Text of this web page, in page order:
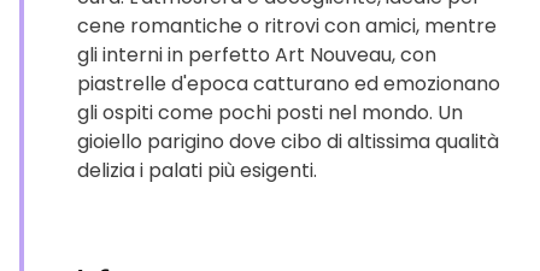
cene romantiche o ritrovi con amici, mentre
gli interni in perfetto Art Nouveau, con
piastrelle d'epoca catturano ed emozionano
gli ospiti come pochi posti nel mondo. Un
gioiello parigino dove cibo di altissima qualità
delizia i palati più esigenti.